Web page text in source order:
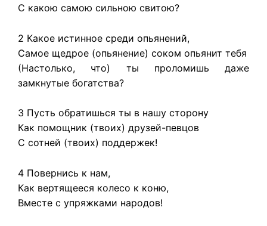
С какою самою сильною свитою?
2 Какое истинное среди опьянений,
Самое щедрое (опьянение) соком опьянит тебя
(Настолько, что) ты проломишь даже
замкнутые богатства?
3 Пусть обратишься ты в нашу сторону
Как помощник (твоих) друзей-певцов
С сотней (твоих) поддержек!
4 Повернись к нам,
Как вертящееся колесо к коню,
Вместе с упряжками народов!